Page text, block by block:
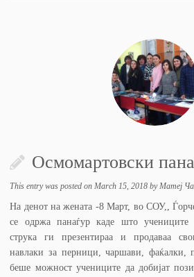
Осмомартовски
This entry was posted onMarch 15, 2018 byМатеј
На денот на жената -8 Март, во СОУ,,
се одржа панаѓур каде што учениците
струка ги презентираа и продаваа
навлаки за перници, чаршави,
беше можност учениците да добијат